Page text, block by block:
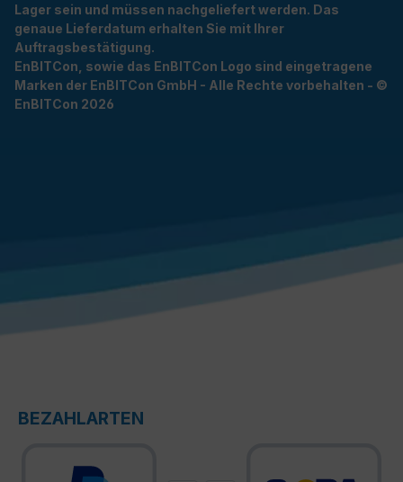
Lager sein und müssen nachgeliefert werden. Das
genaue Lieferdatum erhalten Sie mit Ihrer
Auftragsbestätigung.
EnBITCon, sowie das EnBITCon Logo sind eingetragene
Marken der EnBITCon GmbH - Alle Rechte vorbehalten - ©
EnBITCon 2026
BEZAHLARTEN